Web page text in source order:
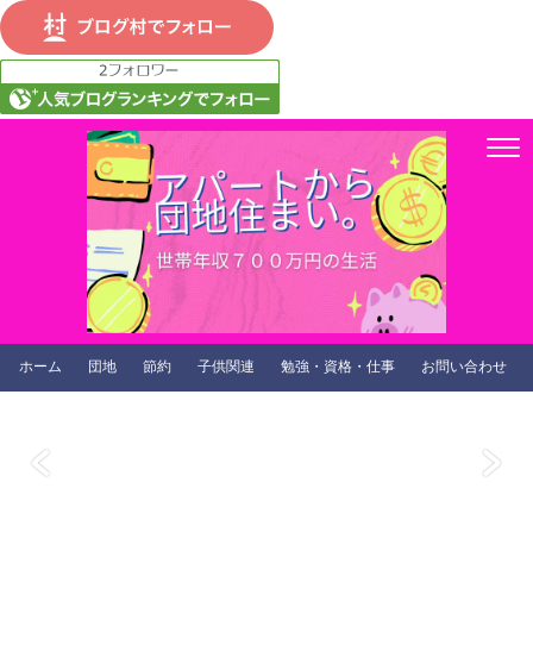
ホーム 団地 節約 子供関連 勉強・資格・仕事 お問い合わせ